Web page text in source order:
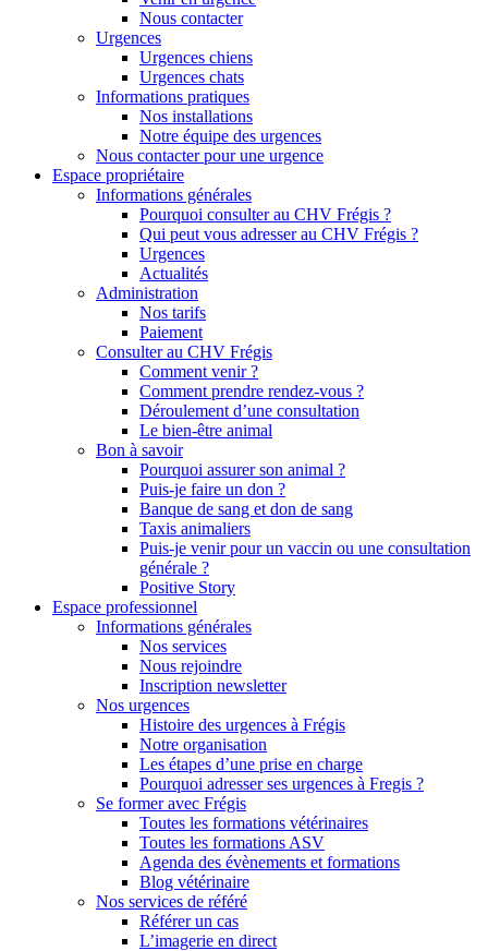
Nous contacter
Urgences
Urgences chiens
Urgences chats
Informations pratiques
Nos installations
Notre équipe des urgences
Nous contacter pour une urgence
Espace propriétaire
Informations générales
Pourquoi consulter au CHV Frégis ?
Qui peut vous adresser au CHV Frégis ?
Urgences
Actualités
Administration
Nos tarifs
Paiement
Consulter au CHV Frégis
Comment venir ?
Comment prendre rendez-vous ?
Déroulement d’une consultation
Le bien-être animal
Bon à savoir
Pourquoi assurer son animal ?
Puis-je faire un don ?
Banque de sang et don de sang
Taxis animaliers
Puis-je venir pour un vaccin ou une consultation
générale ?
Positive Story
Espace professionnel
Informations générales
Nos services
Nous rejoindre
Inscription newsletter
Nos urgences
Histoire des urgences à Frégis
Notre organisation
Les étapes d’une prise en charge
Pourquoi adresser ses urgences à Fregis ?
Se former avec Frégis
Toutes les formations vétérinaires
Toutes les formations ASV
Agenda des évènements et formations
Blog vétérinaire
Nos services de référé
Référer un cas
L’imagerie en direct